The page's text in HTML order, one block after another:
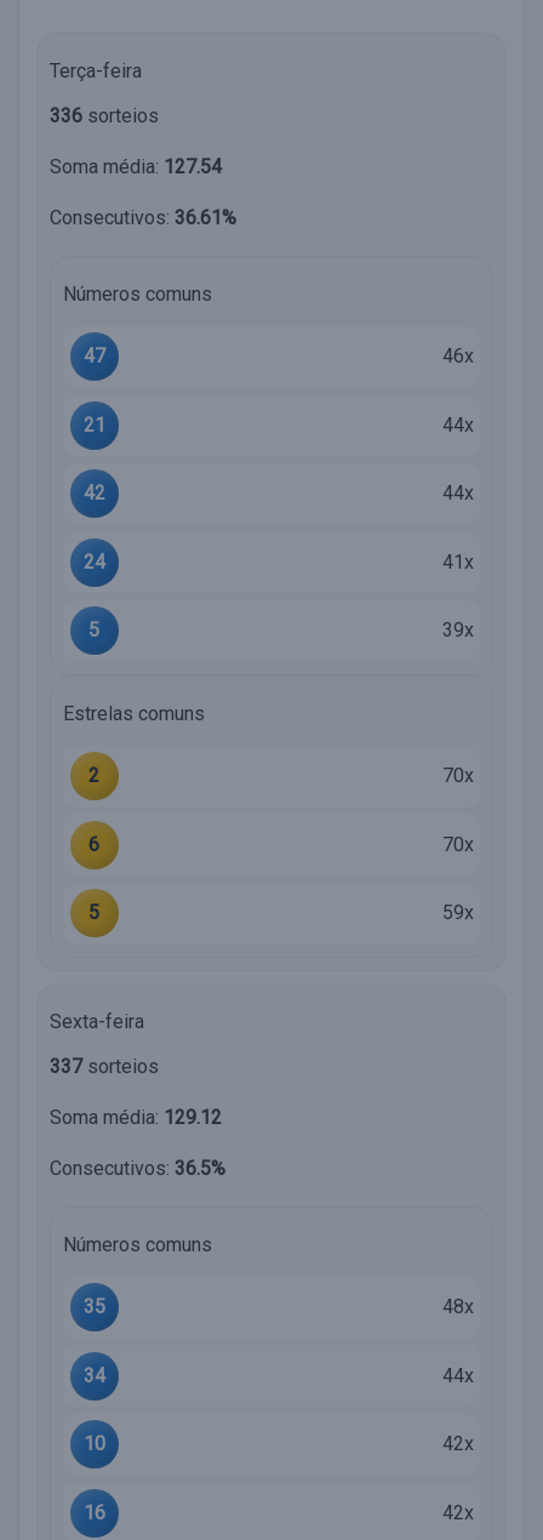
Terça-feira
336 sorteios
Soma média: 127.54
Consecutivos: 36.61%
Números comuns
47 46x
21 44x
42 44x
24 41x
5 39x
Estrelas comuns
2 70x
6 70x
5 59x
Sexta-feira
337sorteios
Soma média: 129.12
Consecutivos: 36.5%
Números comuns
35 48x
34 44x
10 42x
16 42x